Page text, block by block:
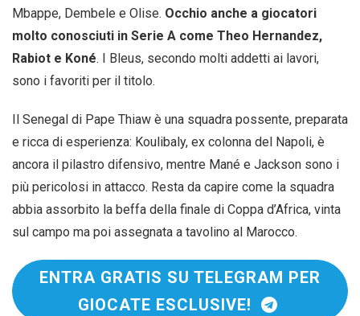
Mbappe, Dembele e Olise. Occhio anche a giocatori
molto conosciuti in Serie A come Theo Hernandez,
Rabiot e Koné. I Bleus, secondo molti addetti ai lavori,
sono i favoriti per il titolo.
Il Senegal di Pape Thiaw è una squadra possente, preparata
e ricca di esperienza: Koulibaly, ex colonna del Napoli, è
ancora il pilastro difensivo, mentre Mané e Jackson sono i
più pericolosi in attacco. Resta da capire come la squadra
abbia assorbito la beffa della finale di Coppa d’Africa, vinta
sul campo ma poi assegnata a tavolino al Marocco.
ENTRA GRATIS SU TELEGRAM PER
GIOCATE ESCLUSIVE!